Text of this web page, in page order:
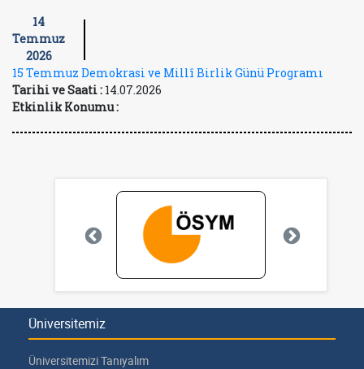
14
Temmuz
2026
15 Temmuz Demokrasi ve Millî Birlik Günü Programı
Tarihi ve Saati : 14.07.2026
Etkinlik Konumu :
Üniversitemiz
Üniversitemizi Tanıyalım